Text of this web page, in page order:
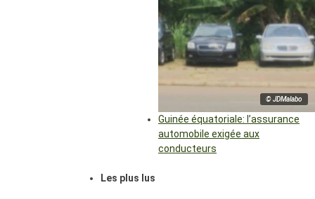
© JDMalabo
Guinée équatoriale: l’assurance
automobile exigée aux
conducteurs
Les plus lus